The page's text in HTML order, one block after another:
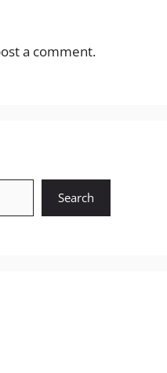
a comment.
Search